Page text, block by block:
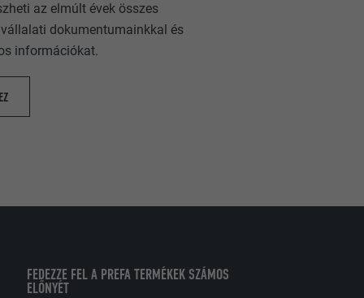
az elmúlt évek összes
dokumentumainkkal és
információkat.
FEDEZZE FEL A PREFA TERMÉKEK SZÁMOS
ELŐNYÉT
Azért
annak
fel